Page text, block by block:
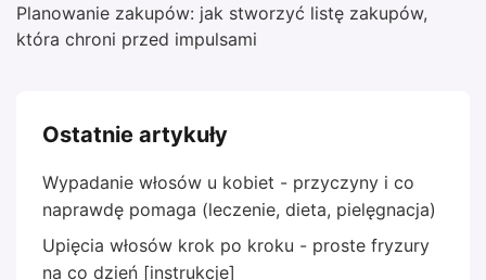
Planowanie zakupów: jak stworzyć listę zakupów,
która chroni przed impulsami
Ostatnie artykuły
Wypadanie włosów u kobiet - przyczyny i co
naprawdę pomaga (leczenie, dieta, pielęgnacja)
Upięcia włosów krok po kroku - proste fryzury
na co dzień [instrukcje]